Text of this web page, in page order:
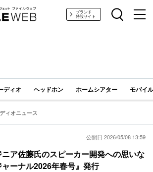
ーディオ/ガジェットブランド
特設サイト
ディオ ヘッドホン ホームシアター モバイ
ィオニュース
公開日 2026/05/08 13:59
ア佐藤氏のスピーカー開発への思いな
ーナル2026年春号』発行